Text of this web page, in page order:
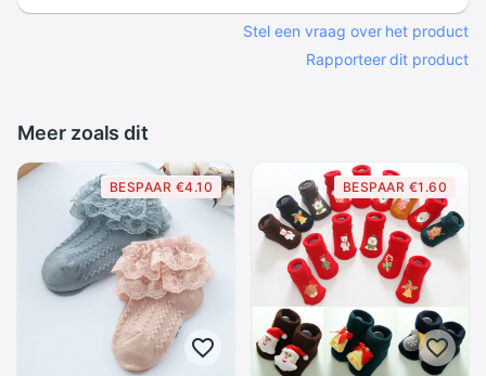
Stel een vraag over het product
Rapporteer dit product
Meer zoals dit
BESPAAR €4.10 BESPAAR €1.60